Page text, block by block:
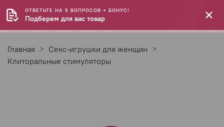
Главная
Секс-игрушки для женщин
Клиторальные стимуляторы
ОТВЕТЬТЕ НА 5 ВОПРОСОВ + БОНУС!
Подберем для вас товар